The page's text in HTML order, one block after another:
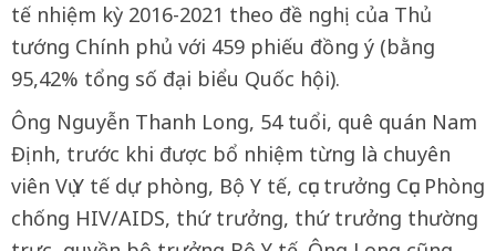
tế nhiệm kỳ 2016-2021 theo đề nghị của Thủ
tướng Chính phủ với 459 phiếu đồng ý (bằng
95,42% tổng số đại biểu Quốc hội).
Ông Nguyễn Thanh Long, 54 tuổi, quê quán Nam
Định, trước khi được bổ nhiệm từng là chuyên
viên Vụ Y tế dự phòng, Bộ Y tế, cục trưởng Cục Phòng
chống HIV/AIDS, thứ trưởng, thứ trưởng thường